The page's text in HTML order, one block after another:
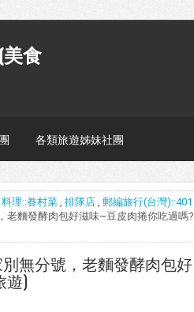
食
各類旅遊姊妹社團
料理::眷村菜 , 排隊店 , 郵編旅行(台灣)::401
老麵發酵肉包好滋味~豆皮肉捲你吃過嗎?
無分號，老麵發酵肉包好
遊)